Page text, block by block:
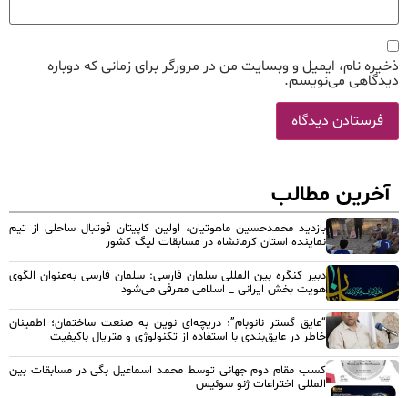
ذخیره نام، ایمیل و وبسایت من در مرورگر برای زمانی که دوباره
دیدگاهی می‌نویسم.
آخرین مطالب
بازدید محمدحسین ماهوتیان، اولین کاپیتان فوتبال ساحلی از تیم
نماینده استان کرمانشاه در مسابقات لیگ کشور
دبیر کنگره بین المللی سلمان فارسی: سلمان فارسی به‌عنوان الگوی
هویت بخش ایرانی _ اسلامی معرفی می‌شود
“عایق گستر نانوبام”؛ دریچه‌ای نوین به صنعت ساختمان؛ اطمینان
خاطر در عایق‌بندی با استفاده از تکنولوژی و متریال باکیفیت
کسب مقام دوم جهانی توسط محمد اسماعیل بگی در مسابقات بین
المللی اختراعات ژنو سوئیس